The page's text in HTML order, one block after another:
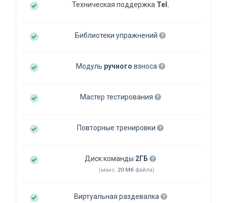
Техническая поддержка Tel.
Библиотеки упражнений
Модуль ручного взноса
Мастер тестирования
Повторные тренировки
Диск команды 2ГБ
(макс. 20 Мбфайла)
Виртуальная раздевалка